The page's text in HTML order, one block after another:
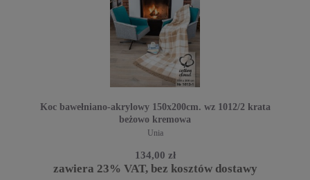
Koc bawełniano-akrylowy 150x200cm. wz 1012/2 krata
beżowo kremowa
Unia
134,00 zł
zawiera 23% VAT, bez kosztów dostawy